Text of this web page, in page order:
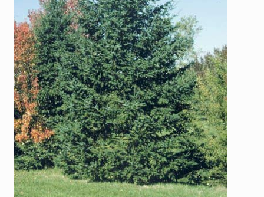
Оформление заказа
Оплата и доставка
Мой аккаунт
Отправить сообщение
Мы в соцсетях
Скидки